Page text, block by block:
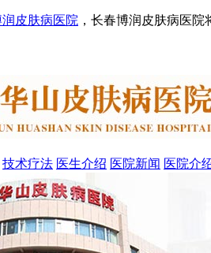
皮肤病医院 ，长春博润皮肤病医
技术疗法 医生介绍 医院新闻 医院介